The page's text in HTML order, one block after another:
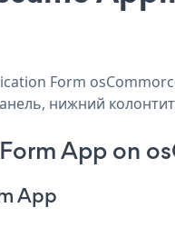
Form
нижний
App on
App